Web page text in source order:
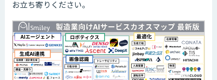
お立ち寄りください。